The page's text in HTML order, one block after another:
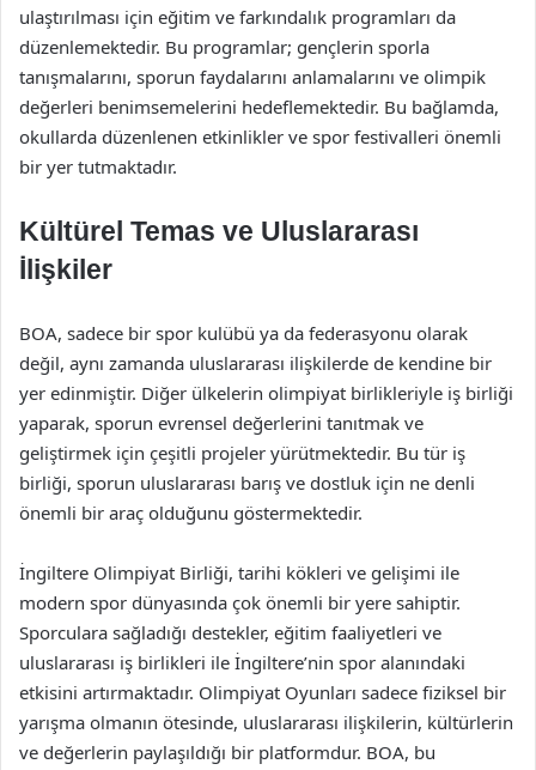
ulaştırılması için eğitim ve farkındalık programları da
düzenlemektedir. Bu programlar; gençlerin sporla
tanışmalarını, sporun faydalarını anlamalarını ve olimpik
değerleri benimsemelerini hedeflemektedir. Bu bağlamda,
okullarda düzenlenen etkinlikler ve spor festivalleri önemli
bir yer tutmaktadır.
Kültürel Temas ve Uluslararası
İlişkiler
BOA, sadece bir spor kulübü ya da federasyonu olarak
değil, aynı zamanda uluslararası ilişkilerde de kendine bir
yer edinmiştir. Diğer ülkelerin olimpiyat birlikleriyle iş birliği
yaparak, sporun evrensel değerlerini tanıtmak ve
geliştirmek için çeşitli projeler yürütmektedir. Bu tür iş
birliği, sporun uluslararası barış ve dostluk için ne denli
önemli bir araç olduğunu göstermektedir.
İngiltere Olimpiyat Birliği, tarihi kökleri ve gelişimi ile
modern spor dünyasında çok önemli bir yere sahiptir.
Sporculara sağladığı destekler, eğitim faaliyetleri ve
uluslararası iş birlikleri ile İngiltere’nin spor alanındaki
etkisini artırmaktadır. Olimpiyat Oyunları sadece fiziksel bir
yarışma olmanın ötesinde, uluslararası ilişkilerin, kültürlerin
ve değerlerin paylaşıldığı bir platformdur. BOA, bu